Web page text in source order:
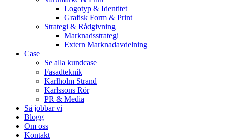
Logotyp & Identitet
Grafisk Form & Print
Strategi & Rådgivning
Marknadsstrategi
Extern Marknadavdelning
Case
Se alla kundcase
Fasadteknik
Karlholm Strand
Karlssons Rör
PR & Media
Så jobbar vi
Blogg
Om oss
Kontakt